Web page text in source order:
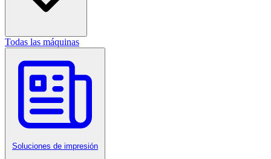
Todas las máquinas
Soluciones de impresión